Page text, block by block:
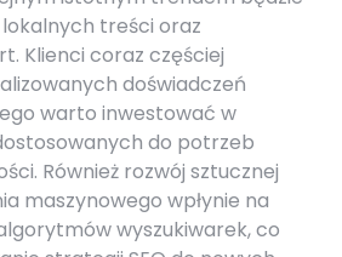
treści oraz
Klienci coraz częściej
doświadczeń
warto inwestować w
do potrzeb
Również rozwój sztucznej
maszynowego wpłynie na
wyszukiwarek, co